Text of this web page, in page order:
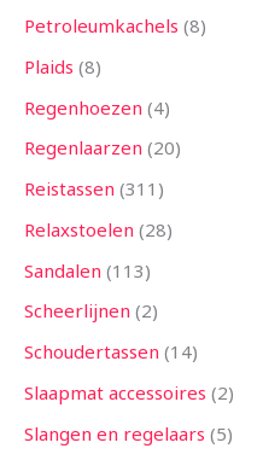
Petroleumkachels 8
Plaids 8
Regenhoezen 4
Regenlaarzen 20
Reistassen 311
Relaxstoelen 28
Sandalen 113
Scheerlijnen 2
Schoudertassen 14
Slaapmat accessoires 2
Slangen en regelaars 5